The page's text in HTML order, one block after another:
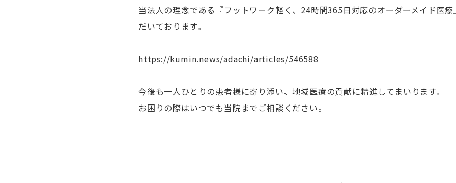
当法人の理念である『フットワーク軽く、24時間365日対応のオーダーメイド医
だいております。
https://kumin.news/adachi/articles/546588
今後も一人ひとりの患者様に寄り添い、地域医療の貢献に精進してまいります。
お困りの際はいつでも当院までご相談ください。